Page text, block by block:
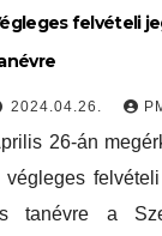
felvételi
2024.04.26.
26-án
végleges
tanévre a